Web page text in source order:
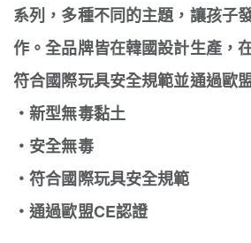
系列，多種不同的主題，讓孩子
作。全品牌皆在韓國設計生產，
符合國際玩具安全規範並通過歐
‧新型無毒黏土
‧安全無毒
‧符合國際玩具安全規範
‧通過歐盟CE認證